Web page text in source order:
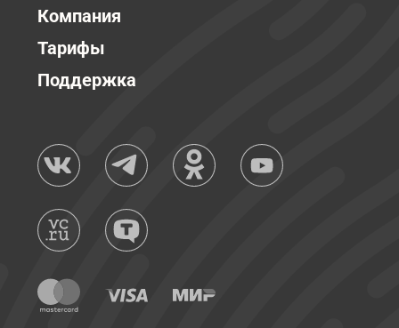
Компания
Тарифы
Поддержка